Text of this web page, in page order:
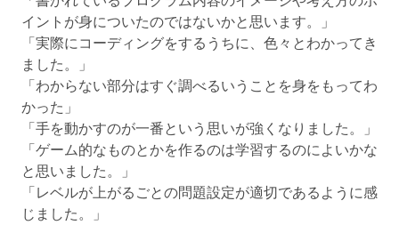
イントが身についたのではないかと思います。」
「実際にコーディングをするうちに、色々とわかってき
ました。」
「わからない部分はすぐ調べるいうことを身をもってわ
かった」
「手を動かすのが一番という思いが強くなりました。」
「ゲーム的なものとかを作るのは学習するのによいかな
と思いました。」
「レベルが上がるごとの問題設定が適切であるように感
じました。」